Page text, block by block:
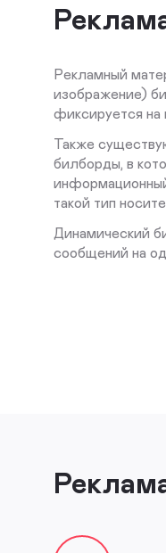
Рекламный
изображение)
фиксируется на
Также
билборды, в
такой тип
Динамический
сообщений на